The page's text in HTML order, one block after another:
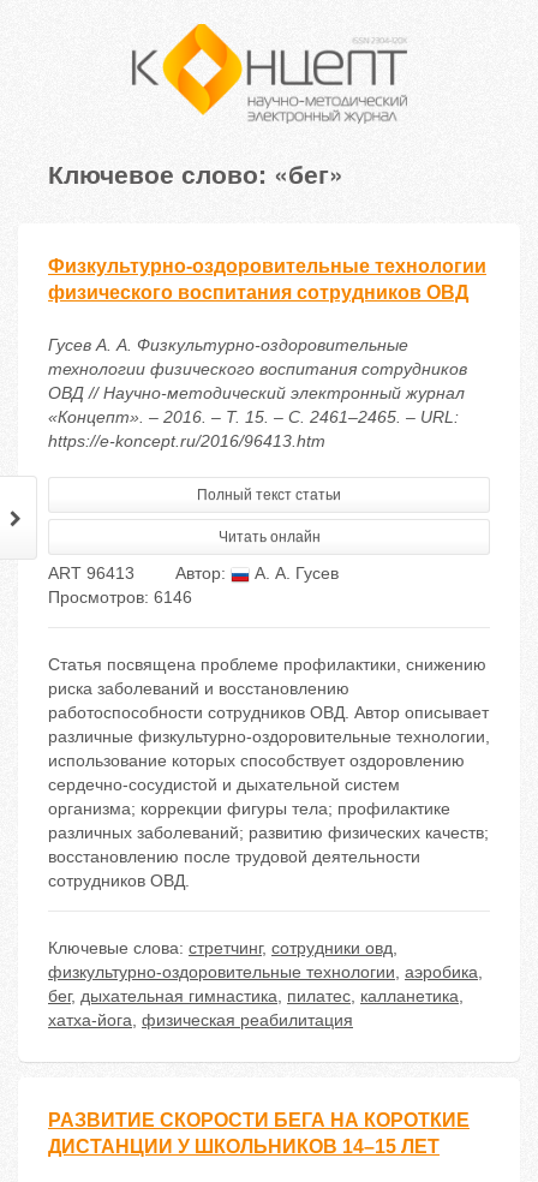
Ключевое слово: «бег»
Физкультурно-оздоровительные технологии
физического воспитания сотрудников ОВД
Гусев А. А. Физкультурно-оздоровительные
технологии физического воспитания сотрудников
ОВД // Научно-методический электронный журнал
«Концепт». – 2016. – Т. 15. – С. 2461–2465. – URL:
https://e-koncept.ru/2016/96413.htm
Полный текст статьи
Читать онлайн
ART 96413 Автор:
А. А. Гусев
Просмотров: 6146
Статья посвящена проблеме профилактики, снижению
риска заболеваний и восстановлению
работоспособности сотрудников ОВД. Автор описывает
различные физкультурно-оздоровительные технологии,
использование которых способствует оздоровлению
сердечно-сосудистой и дыхательной систем
организма; коррекции фигуры тела; профилактике
различных заболеваний; развитию физических качеств;
восстановлению после трудовой деятельности
сотрудников ОВД.
Ключевые слова: стретчинг, сотрудники овд,
физкультурно-оздоровительные технологии, аэробика,
бег, дыхательная гимнастика, пилатес, калланетика,
хатха-йога, физическая реабилитация
РАЗВИТИЕ СКОРОСТИ БЕГА НА КОРОТКИЕ
ДИСТАНЦИИ У ШКОЛЬНИКОВ 14–15 ЛЕТ